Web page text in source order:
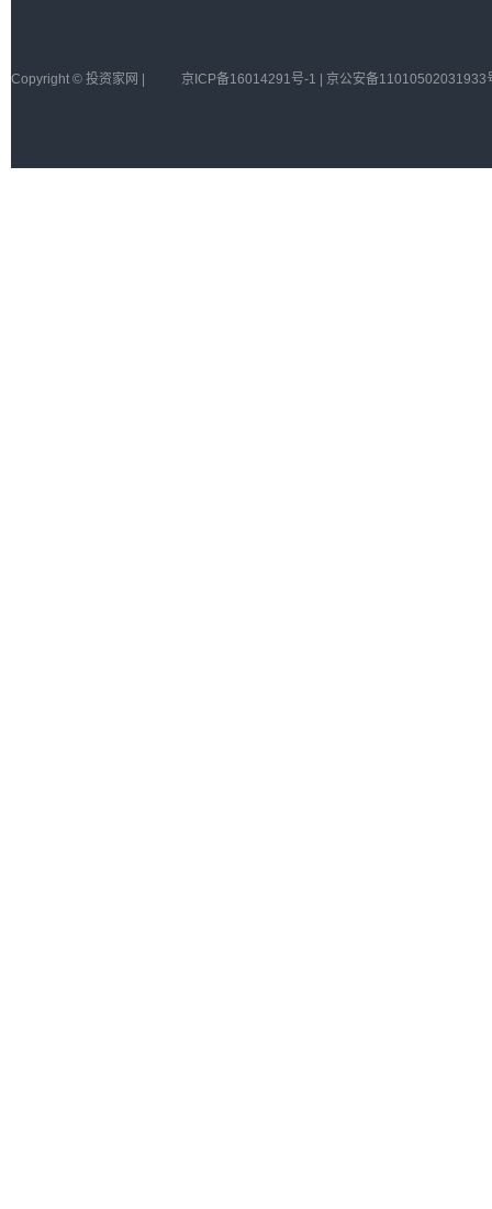
Copyright © 投资家网 | 京ICP备16014291号-1 | 京公安备11010502031933